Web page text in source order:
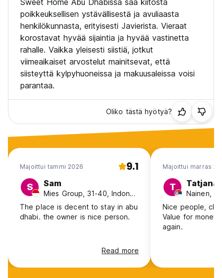
Sweet Home Abu Dhabissa saa kiitosta
poikkeuksellisen ystävällisestä ja avuliaasta
henkilökunnasta, erityisesti Javierista. Vieraat
korostavat hyvää sijaintia ja hyvää vastinetta
rahalle. Vaikka yleisesti siistiä, jotkut
viimeaikaiset arvostelut mainitsevat, että
siisteyttä kylpyhuoneissa ja makuusaleissa voisi
parantaa.
Oliko tästä hyötyä?
Majoittui tammi 2026 9.1
S Sam
Mies Group, 31-40, Indonesia
The place is decent to stay in abu
dhabi. the owner is nice person.
Read more
Majoittui marras
T Tatjana
Nainen,
Nice people,
Value for
again.